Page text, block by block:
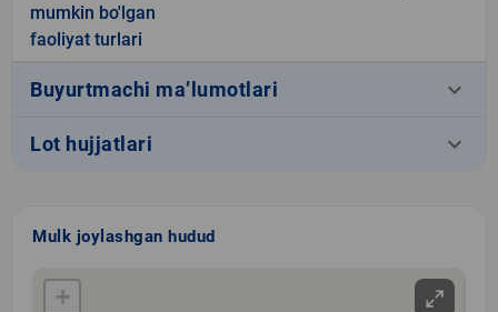
mumkin bo'lgan
faoliyat turlari
Buyurtmachi ma’lumotlari keyboard_arrow_down
Lot hujjatlari keyboard_arrow_down
Mulk joylashgan hudud
+